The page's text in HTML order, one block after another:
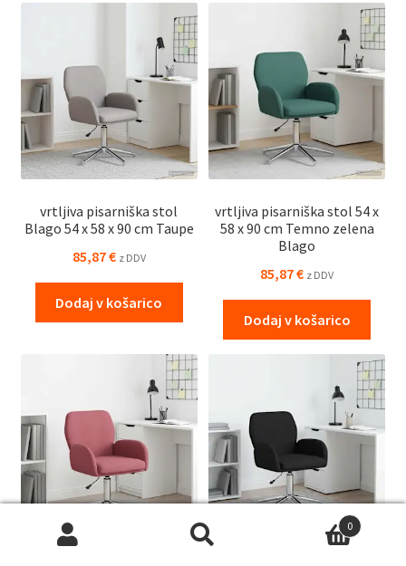
vrtljiva pisarniška stol
Blago 54 x 58 x 90 cm Taupe
85,87€ z DDV
Dodaj v košarico
vrtljiva pisarniška stol 54 x
58 x 90 cm Temno zelena
Blago
85,87€ z DDV
Dodaj v košarico
0